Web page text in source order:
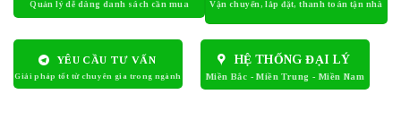
YÊU CẦU TƯ VẤN HỆ THỐNG ĐẠI LÝ